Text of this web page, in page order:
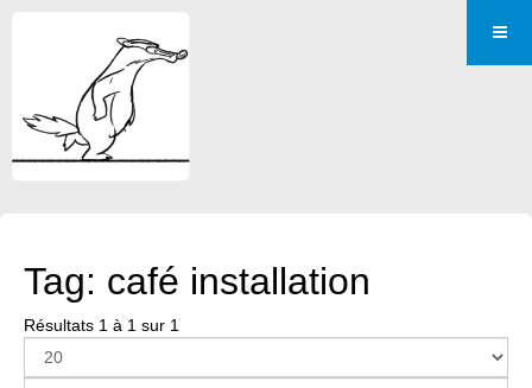
Tag: café installation
Résultats 1 à 1 sur 1